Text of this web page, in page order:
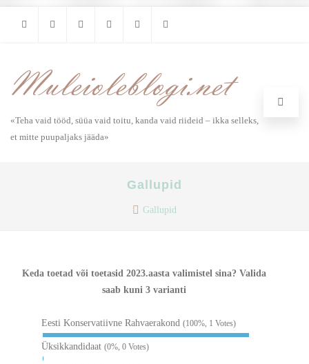
«Teha vaid tööd, süüa vaid toitu, kanda vaid riideid – ikka selleks,
et mitte puupaljaks jääda»
Gallupid
Gallupid
Keda toetad või toetasid 2023.aasta valimistel sina? Valida
saab kuni 3 varianti
Eesti Konservatiivne Rahvaerakond (100%, 1 Votes)
Üksikkandidaat (0%, 0 Votes)